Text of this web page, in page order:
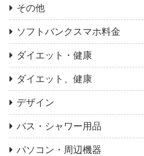
その他
ソフトバンクスマホ料金
ダイエット・健康
ダイエット、健康
デザイン
バス・シャワー用品
パソコン・周辺機器